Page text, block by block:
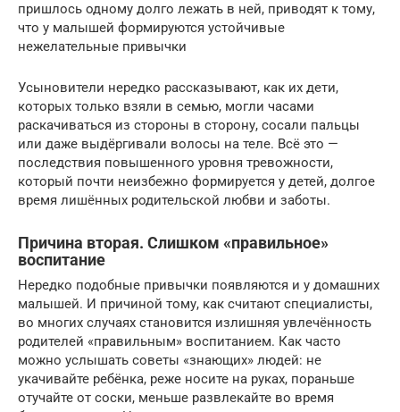
пришлось одному долго лежать в ней, приводят к тому,
что у малышей формируются устойчивые
нежелательные привычки
Усыновители нередко рассказывают, как их дети,
которых только взяли в семью, могли часами
раскачиваться из стороны в сторону, сосали пальцы
или даже выдёргивали волосы на теле. Всё это —
последствия повышенного уровня тревожности,
который почти неизбежно формируется у детей, долгое
время лишённых родительской любви и заботы.
Причина вторая. Слишком «правильное»
воспитание
Нередко подобные привычки появляются и у домашних
малышей. И причиной тому, как считают специалисты,
во многих случаях становится излишняя увлечённость
родителей «правильным» воспитанием. Как часто
можно услышать советы «знающих» людей: не
укачивайте ребёнка, реже носите на руках, пораньше
отучайте от соски, меньше развлекайте во время